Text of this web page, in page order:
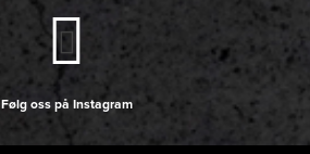
Følg oss på Instagram